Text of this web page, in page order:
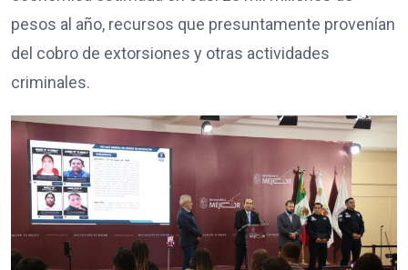
pesos al año, recursos que presuntamente provenían
del cobro de extorsiones y otras actividades
criminales.